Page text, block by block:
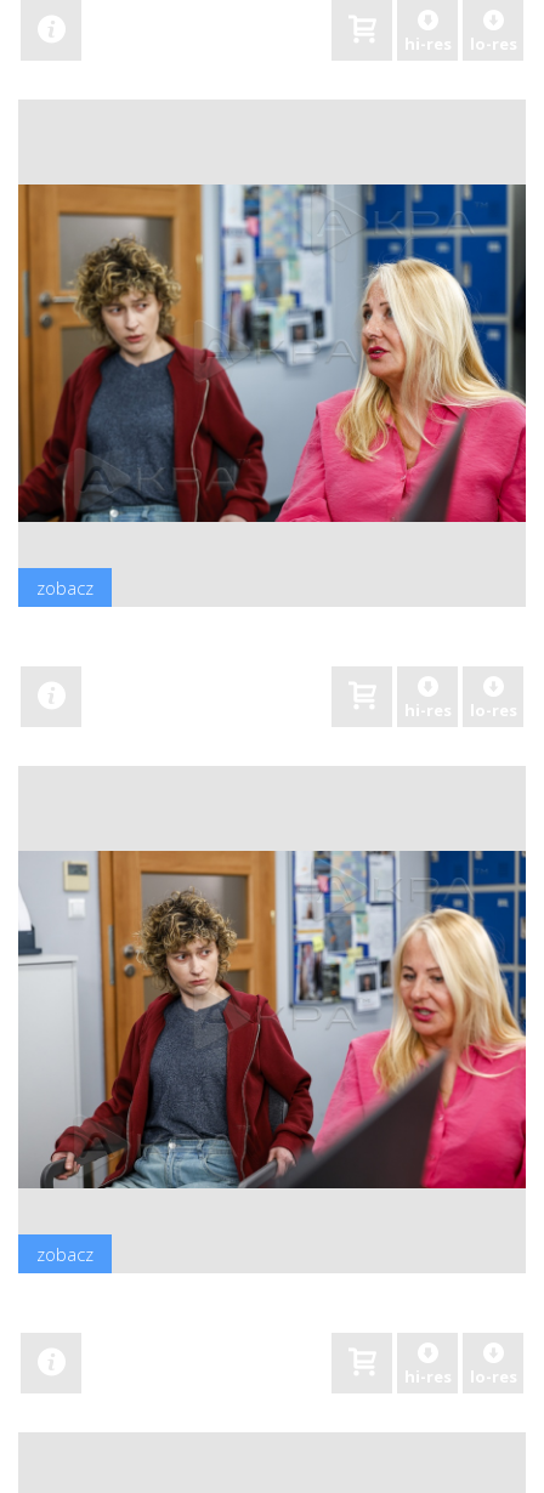
hi-res lo-res
zobacz
hi-res lo-res
zobacz
hi-res lo-res